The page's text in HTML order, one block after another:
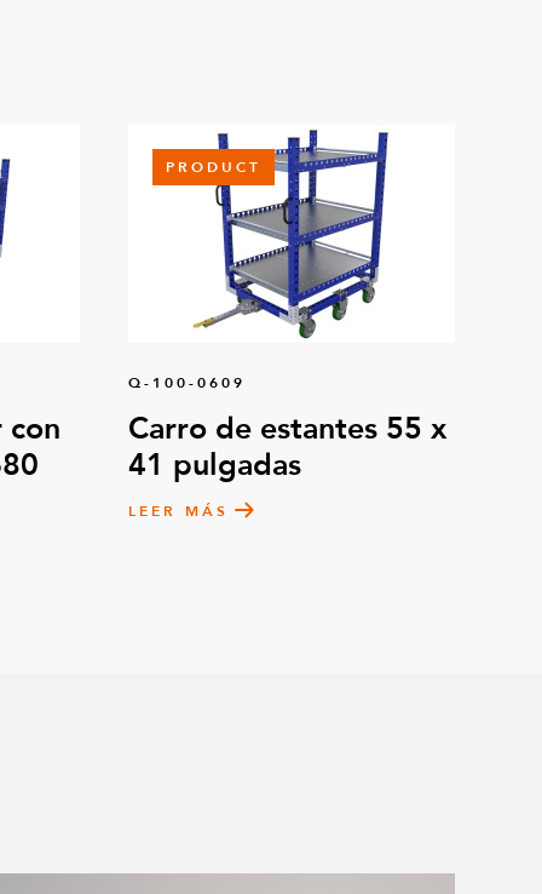
PRODUCT
Q-100-0609
Carro de estantes 55 x
41 pulgadas
LEER MÁS